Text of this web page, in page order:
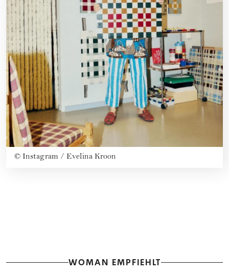
© Instagram / Evelina Kroon
WOMAN EMPFIEHLT